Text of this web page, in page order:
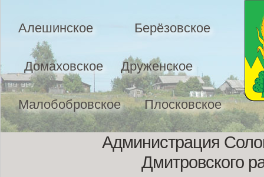
Алешинское Берёзовское
Домаховское Друженское
Малобобровское Плосковское
Администрация
Дмитровского